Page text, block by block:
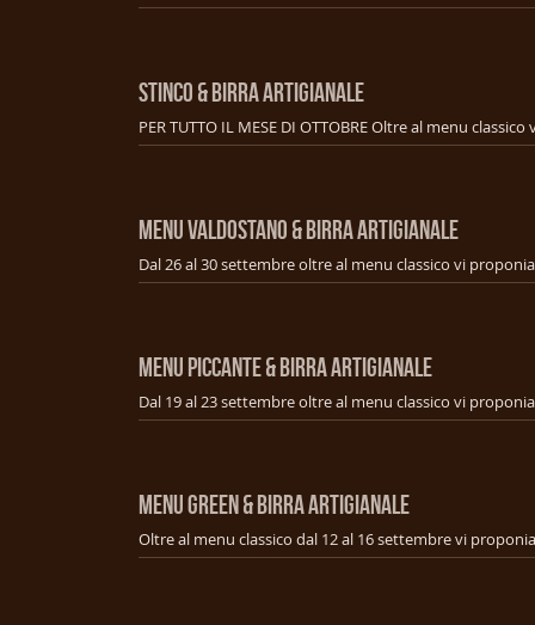
STINCO & BIRRA ARTIGIANALE
MENU VALDOSTANO & BIRRA ARTIGIANALE
MENU PICCANTE & BIRRA ARTIGIANALE
MENU GREEN & BIRRA ARTIGIANALE